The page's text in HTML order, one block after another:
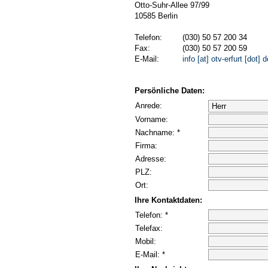
Otto-Suhr-Allee 97/99
10585 Berlin
Telefon:
(030) 50 57 200 34
Fax:
(030) 50 57 200 59
E-Mail:
info [at] otv-erfurt [dot]
Persönliche Daten:
Anrede:
Vorname:
Nachname: *
Firma:
Adresse:
PLZ:
Ort:
Ihre Kontaktdaten:
Telefon: *
Telefax:
Mobil:
E-Mail: *